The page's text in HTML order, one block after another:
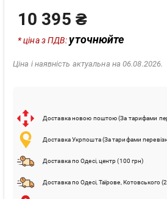
10 395 ₴
* ціна з ПДВ:уточнюйте
Ціна і наявність актуальна на 06.08.2026.
Доставка новою поштою (За тарифами
Доставка Укрпошта (За тарифами
Доставка по Одесі, центр (100 грн)
Доставка по Одесі, Таїрове, Котовського